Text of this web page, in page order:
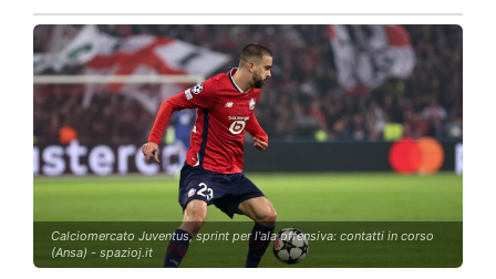
Calciomercato Juventus, sprint per l'ala offensiva: contatti in corso
(Ansa) - spazioj.it